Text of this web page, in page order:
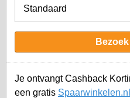
Standaard
Je ontvangt Cashback
een gratis